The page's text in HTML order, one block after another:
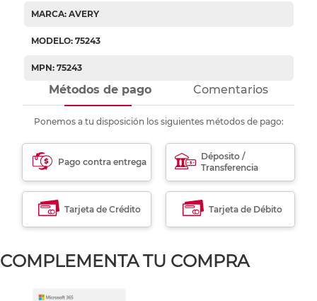
MARCA: AVERY
MODELO: 75243
MPN: 75243
Métodos de pago Comentarios
Ponemos a tu disposición los siguientes métodos de pago:
Pago contra entrega
Déposito /
Transferencia
Tarjeta de Crédito Tarjeta de Débito
COMPLEMENTA TU COMPRA